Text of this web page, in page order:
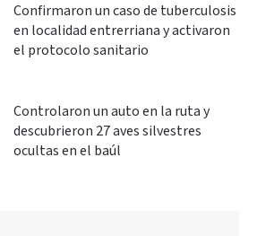
Confirmaron un caso de tuberculosis
en localidad entrerriana y activaron
el protocolo sanitario
Controlaron un auto en la ruta y
descubrieron 27 aves silvestres
ocultas en el baúl